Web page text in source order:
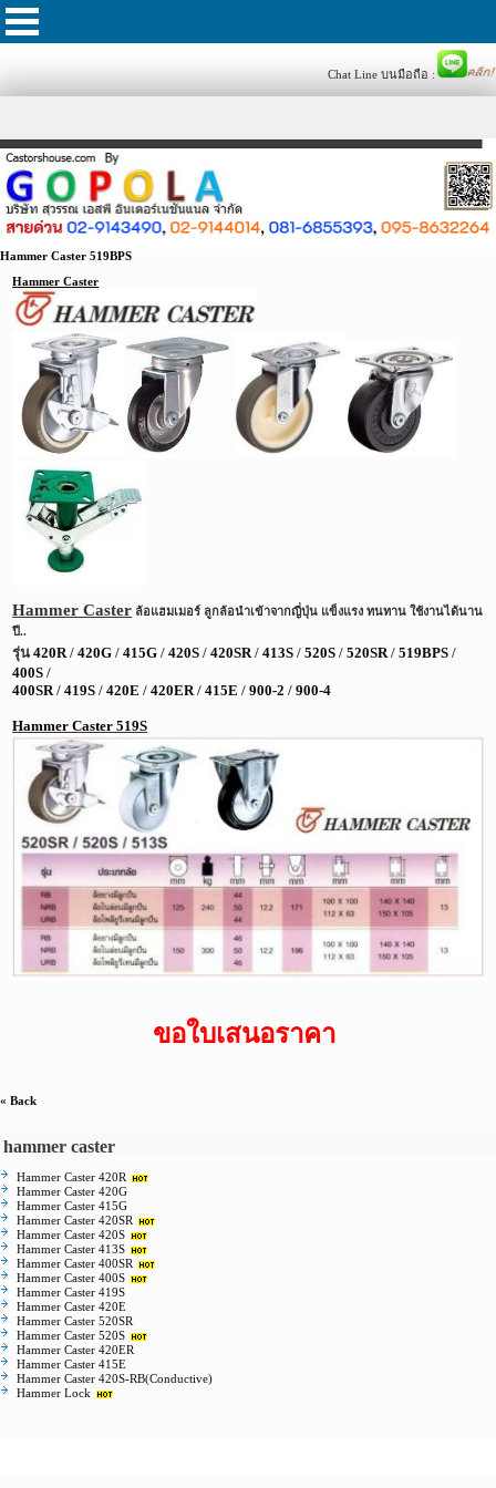
Chat Line บนมือถือ :
Hammer Caster 519BPS
Hammer Caster
Hammer Caster ล้อแฮมเมอร์ ลูกล้อนำเข้าจากญี่ปุ่น แข็งแรง ทนทาน ใช้งานได้นาน
ปี..
รุ่น 420R /420G /415G /420S /420SR/413S /520S /520SR/519BPS /
400S /
400SR/419S /420E /420ER/415E /900-2 /900-4
Hammer Caster 519S
ขอใบเสนอราคา
« Back
hammer caster
Hammer Caster 420R
Hammer Caster 420G
Hammer Caster 415G
Hammer Caster 420SR
Hammer Caster 420S
Hammer Caster 413S
Hammer Caster 400SR
Hammer Caster 400S
Hammer Caster 419S
Hammer Caster 420E
Hammer Caster 520SR
Hammer Caster 520S
Hammer Caster 420ER
Hammer Caster 415E
Hammer Caster 420S-RB(Conductive)
Hammer Lock